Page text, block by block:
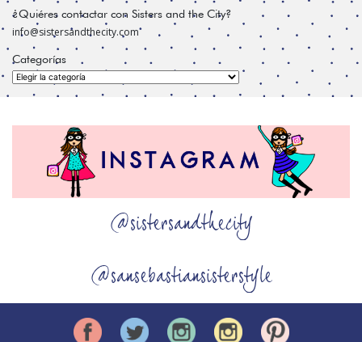
¿Quiéres contactar con Sisters and the City?
info@sistersandthecity.com
Categorías
Categorías
@sistersandthecity
@sansebastiansisterstyle